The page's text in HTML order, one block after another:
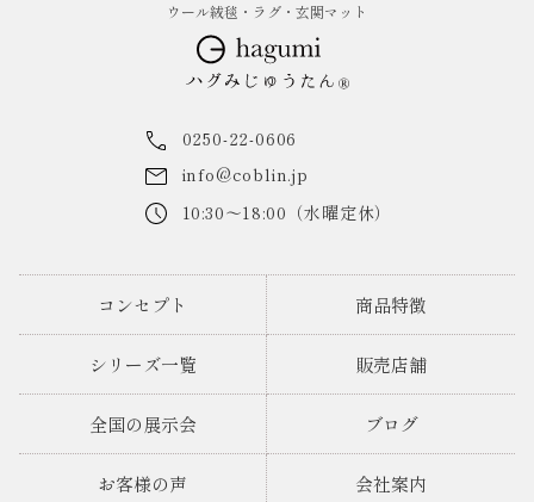
ウール絨毯・ラグ・玄関マット
0250-22-0606
info@coblin.jp
10:30～18:00（水曜定休）
コンセプト 商品特徴
シリーズ一覧 販売店舗
全国の展示会 ブログ
お客様の声 会社案内